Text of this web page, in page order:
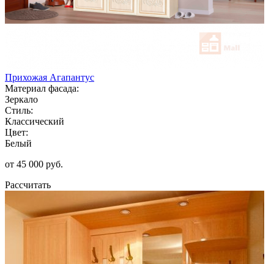
Прихожая Агапантус
Материал фасада:
Зеркало
Стиль:
Классический
Цвет:
Белый
от 45 000 руб.
Рассчитать